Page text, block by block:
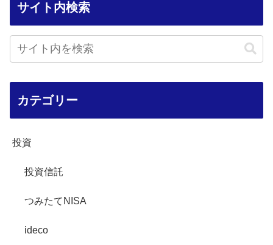
サイト内検索
カテゴリー
投資
投資信託
つみたてNISA
ideco